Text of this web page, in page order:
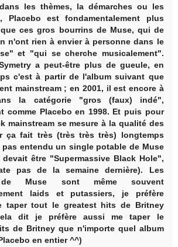
les thèmes, la démarches ou les
Placebo est fondamentalement plus
ces gros bourrins de Muse, qui de
n'ont rien à envier à personne dans le
et "qui se cherche musicalement".
a peut-être plus de gueule, en
c'est à partir de l'album suivant que
mainstream ; en 2001, il est encore à
la catégorie "gros (faux) indé",
comme Placebo en 1998. Et puis pour
mainstream se mesure à la qualité des
ça fait très (très très très) longtemps
pas entendu un single potable de Muse
devait être "Supermassive Black Hole",
pas de la semaine dernière). Les
Muse sont même souvent
laids et putassiers, je préfère
taper tout le greatest hits de Britney
dit je préfère aussi me taper le
de Britney que n'importe quel album
en entier ^^)